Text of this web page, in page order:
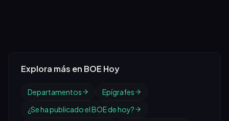
Explora más en BOE Hoy
Departamentos
Epígrafes
¿Se ha publicado el BOE de hoy?